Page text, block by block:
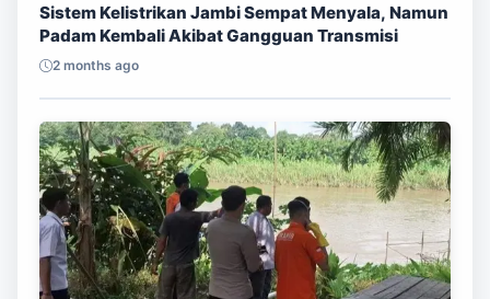
Sistem Kelistrikan Jambi Sempat Menyala, Namun
Padam Kembali Akibat Gangguan Transmisi
2 months ago